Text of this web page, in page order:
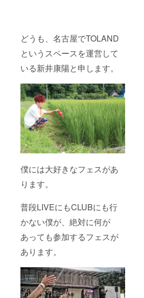
どうも、名古屋でTOLAND
というスペースを運営して
いる新井康陽と申します。
僕には大好きなフェスがあ
ります。
普段LIVEにもCLUBにも行
かない僕が、絶対に何が
あっても参加するフェスが
あります。